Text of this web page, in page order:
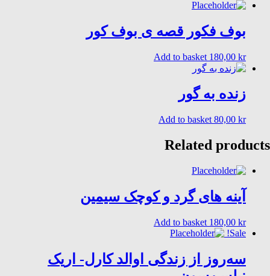
بوف فکور قصه ی بوف کور
180,00 kr
Add to basket
زنده به گور
80,00 kr
Add to basket
Related products
آینه های گرد و کوچک سیمین
180,00 kr
Add to basket
Sale!
سەروز از زندگی اوالد کارل- اریک